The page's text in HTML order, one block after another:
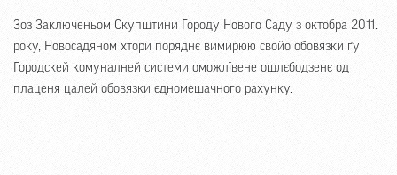
Зоз Заключеньом Скупштини Городу Нового Саду з октобра 2011.
року, Новосадяном хтори поряднє вимирюю свойо обовязки ґу
Городскей комуналней системи оможлївене ошлєбодзенє од
плаценя цалей обовязки єдномешачного рахунку.